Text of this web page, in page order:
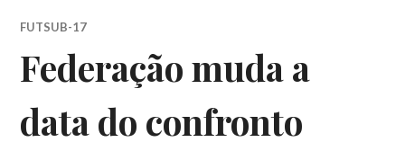
FUTSUB-17
Federação muda a
data do confronto